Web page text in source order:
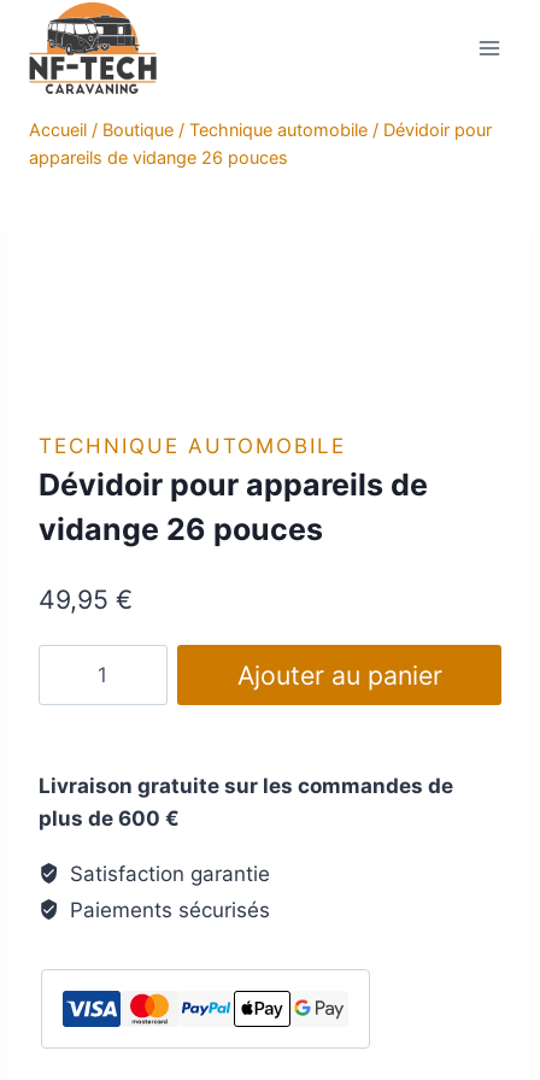
contenu
Accueil / Boutique / Technique automobile / Dévidoir pour
appareils de vidange 26 pouces
TECHNIQUE AUTOMOBILE
Dévidoir pour appareils de
vidange 26 pouces
49,95 €
appareils
de
26 pouces
Ajouter au panier
Livraison gratuite sur les commandes de
plus de 600 €
Satisfaction garantie
Paiements sécurisés